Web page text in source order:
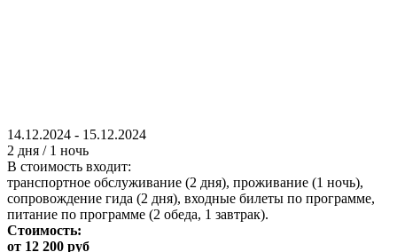
14.12.2024 - 15.12.2024
2 дня / 1 ночь
В стоимость входит:
транспортное обслуживание (2 дня), проживание (1 ночь),
сопровождение гида (2 дня), входные билеты по программе,
питание по программе (2 обеда, 1 завтрак).
Стоимость:
от 12 200 руб